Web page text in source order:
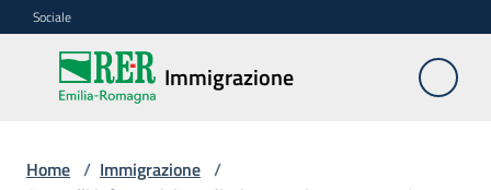
Vai al contenuto
Vai alla navigazione
Vai al footer
Sociale
Immigrazione
Immigrazione
Interventi
Home / Immigrazione /